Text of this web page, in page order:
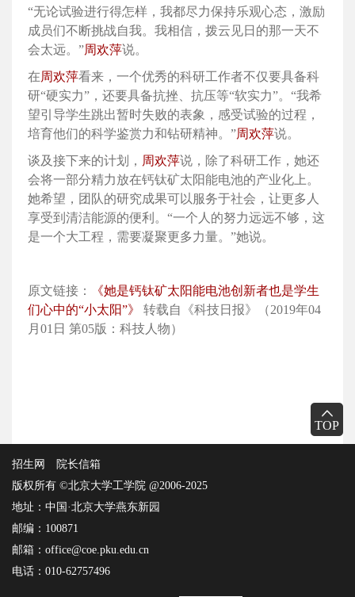
TOP
“无论试验进行得怎样，我都尽力保持乐观心态，激励
成员们不断挑战自我。我相信，拨云见日的那一天不
会太远。”周欢萍说。
在周欢萍看来，一个优秀的科研工作者不仅要具备科
研“硬实力”，还要具备抗挫、抗压等“软实力”。“我希
望引导学生跳出暂时失败的表象，感受试验的过程，
培育他们的科学鉴赏力和钻研精神。”周欢萍说。
谈及接下来的计划， 周欢萍说，除了科研工作，她还
会将一部分精力放在钙钛矿太阳能电池的产业化上。
她希望，团队的研究成果可以服务于社会，让更多人
享受到清洁能源的便利。“一个人的努力远远不够，这
是一个大工程，需要凝聚更多力量。”她说。
原文链接：
《她是钙钛矿太阳能电池创新者也是学生
们心中的“小太阳”》
转载自《科技日报》（2019年04
月01日 第05版：科技人物）
招生网
院长信箱
版权所有 ©北京大学工学院 @2006-2025
地址：中国·北京大学燕东新园
邮编：100871
邮箱：office@coe.pku.edu.cn
电话：010-62757496